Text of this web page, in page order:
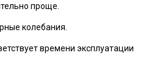
проще.
колебания.
времени эксплуатации